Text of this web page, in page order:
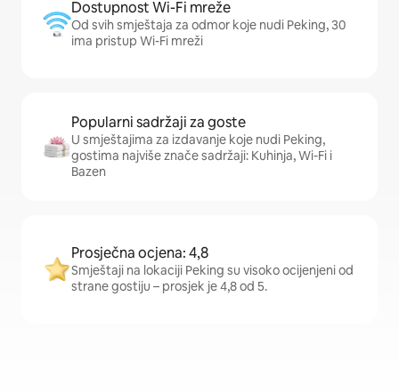
Dostupnost Wi-Fi mreže
Od svih smještaja za odmor koje nudi Peking, 30
ima pristup Wi-Fi mreži
Popularni sadržaji za goste
U smještajima za izdavanje koje nudi Peking,
gostima najviše znače sadržaji: Kuhinja, Wi-Fi i
Bazen
Prosječna ocjena: 4,8
Smještaji na lokaciji Peking su visoko ocijenjeni od
strane gostiju – prosjek je 4,8 od 5.